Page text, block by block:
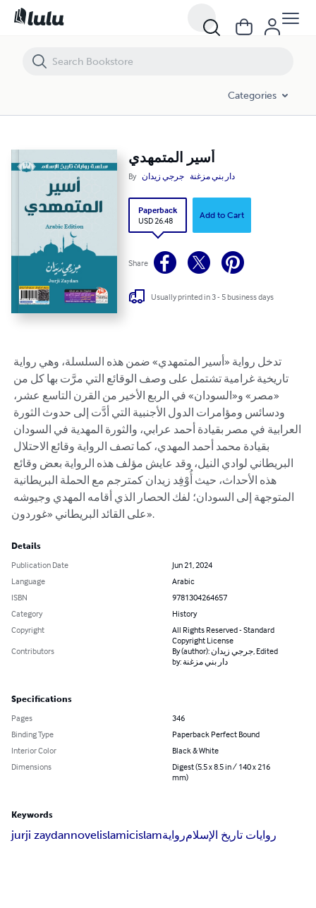
Categories
أسير المتمهدي
By جرجي زيدان دار بني مزغنة
Paperback
USD 26.48
Add to Cart
Share
Usually printed in 3 - 5 business days
تدخل رواية «أسير المتمهدي» ضمن هذه السلسلة، وهي رواية
تاريخية غرامية تشتمل على وصف الوقائع التي مرَّت بها كل من
«مصر» و«السودان» في الربع الأخير من القرن التاسع عشر،
ودسائس ومؤامرات الدول الأجنبية التي أدَّت إلى حدوث الثورة
العرابية في مصر بقيادة أحمد عرابي، والثورة المهدية في السودان
بقيادة محمد أحمد المهدي، كما تصف الرواية وقائع الاحتلال
البريطاني لوادي النيل، وقد عايش مؤلف هذه الرواية بعض وقائع
هذه الأحداث، حيث أُوْفِد زيدان كمترجم مع الحملة البريطانية
المتوجهة إلى السودان؛ لفك الحصار الذي أقامه المهدي وجيوشه
على القائد البريطاني «غوردون».
Details
Publication Date
Jun 21, 2024
Language
Arabic
ISBN
9781304264657
Category
History
Copyright
All Rights Reserved - Standard
Copyright License
Contributors
By (author): جرجي زيدان, Edited
by: دار بني مزغنة
Specifications
Pages
346
Binding Type
Paperback Perfect Bound
Interior Color
Black & White
Dimensions
Digest (5.5 x 8.5 in / 140 x 216
mm)
Keywords
jurji zaydannovelislamicislamروايةروايات تاريخ الإسلام
أسير المتمهدي